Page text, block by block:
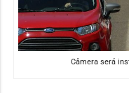
Câmera será